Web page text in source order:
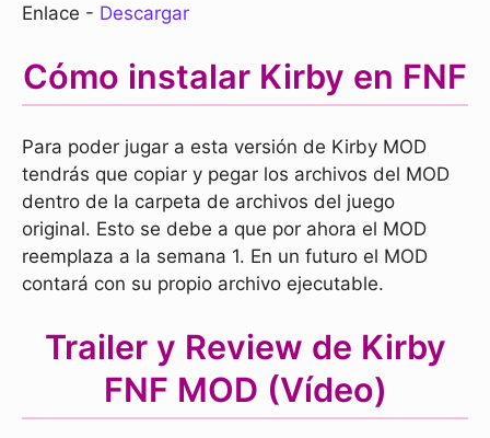
Enlace - Descargar
Cómo instalar Kirby en FNF
Para poder jugar a esta versión de Kirby MOD
tendrás que copiar y pegar los archivos del MOD
dentro de la carpeta de archivos del juego
original. Esto se debe a que por ahora el MOD
reemplaza a la semana 1. En un futuro el MOD
contará con su propio archivo ejecutable.
Trailer y Review de Kirby
FNF MOD (Vídeo)